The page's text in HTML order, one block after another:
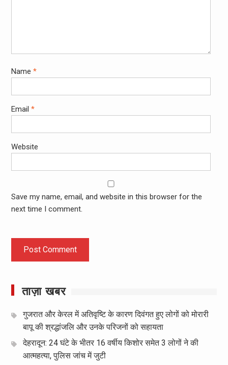
Name *
Email *
Website
Save my name, email, and website in this browser for the
next time I comment.
ताज़ा खबर
गुजरात और केरल में अतिवृष्टि के कारण दिवंगत हुए लोगों को मोरारी
बापू की श्रद्धांजलि और उनके परिजनों को सहायता
देहरादून: 24 घंटे के भीतर 16 वर्षीय किशोर समेत 3 लोगों ने की
आत्महत्या, पुलिस जांच में जुटी